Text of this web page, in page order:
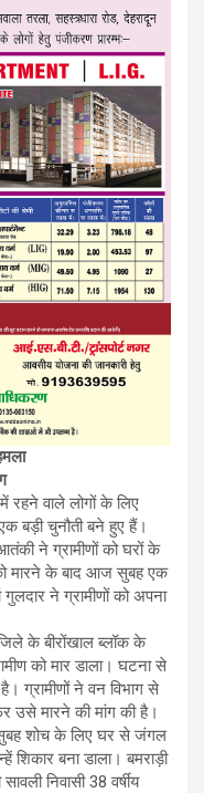
रहने वाले लोगों के लिए
बड़ी चुनौती बने हुए हैं।
ने ग्रामीणों को घरों के
मारने के बाद आज सुबह एक
ने ग्रामीणों को अपना
के बीरोंखाल ब्लॉक के
को मार डाला। घटना से
ग्रामीणों ने वन विभाग से
उसे मारने की मांग की है।
शोच के लिए घर से जंगल
बना डाला। बमराड़ी
निवासी 38 वर्षीय